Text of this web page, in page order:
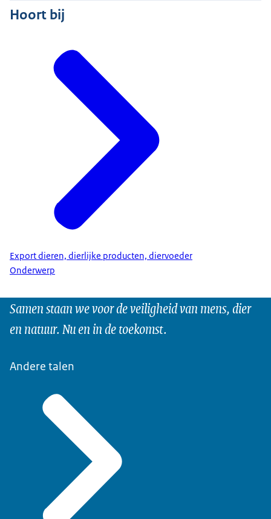
Hoort bij
Export dieren, dierlijke producten, diervoeder
Onderwerp
Samen staan we voor de veiligheid van mens, dier
en natuur. Nu en in de toekomst.
Andere talen